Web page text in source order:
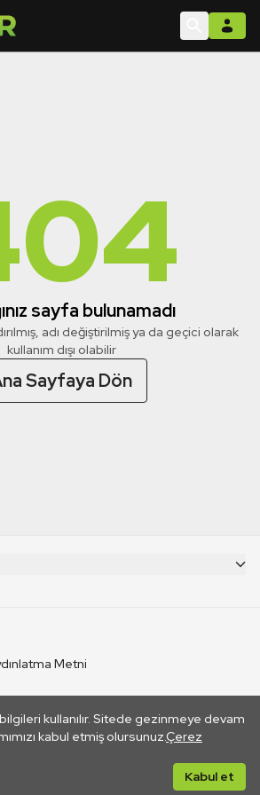
sayfa bulunamadı
adı değiştirilmiş ya da geçici olarak
kullanım dışı olabilir
Sayfaya Dön
kullanılır. Sitede gezinmeye devam
kabul etmiş olursunuz.Çerez
Kabul et
Metni
TRT. Bağlantı yoluyla gidilen dış